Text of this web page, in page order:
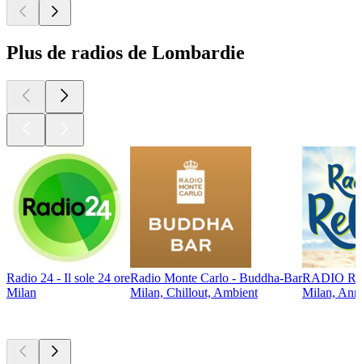
Plus de radios de Lombardie
Radio 24 - Il sole 24 ore
Milan
Radio Monte Carlo - Buddha-Bar
Milan, Chillout, Ambient
RADIO
Milan,